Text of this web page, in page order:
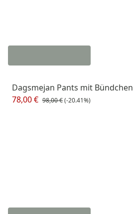
Dagsmejan Pants mit Bündchen
78,00 € 98,00 €(-20.41%)